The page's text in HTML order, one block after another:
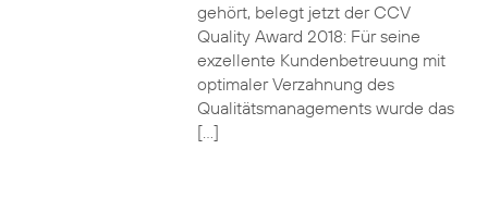
gehört, belegt jetzt der CCV
Quality Award 2018: Für seine
exzellente Kundenbetreuung mit
optimaler Verzahnung des
Qualitätsmanagements wurde das
[…]